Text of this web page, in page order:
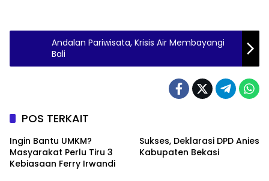
Andalan Pariwisata, Krisis Air Membayangi
Bali
POS TERKAIT
Ingin Bantu UMKM?
Masyarakat Perlu Tiru 3
Kebiasaan Ferry Irwandi
Sukses, Deklarasi DPD Anies
Kabupaten Bekasi